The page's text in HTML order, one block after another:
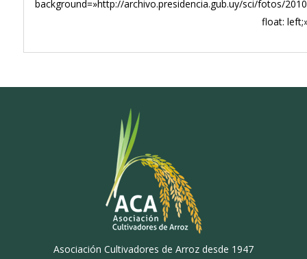
background=»http://archivo.presidencia.gub.uy/sci/fotos/
float:
Asociación Cultivadores de Arroz desde 1947